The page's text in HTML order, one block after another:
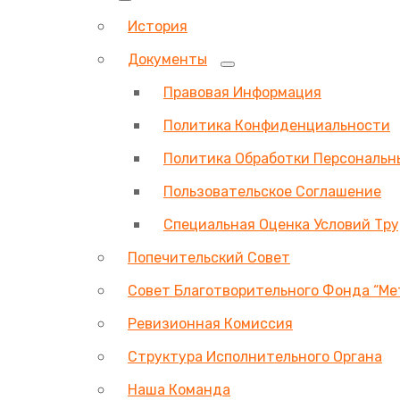
История
Документы
Правовая Информация
Политика Конфиденциальности
Политика Обработки
Пользовательское Соглашение
Специальная Оценка Условий
Попечительский Совет
Совет Благотворительного Фонда
Ревизионная Комиссия
Структура Исполнительного Органа
Наша Команда